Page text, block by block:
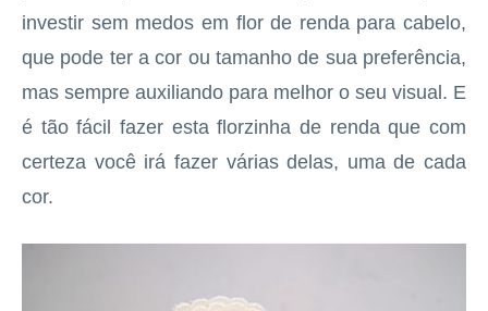
investir sem medos em flor de renda para cabelo,
que pode ter a cor ou tamanho de sua preferência,
mas sempre auxiliando para melhor o seu visual. E
é tão fácil fazer esta florzinha de renda que com
certeza você irá fazer várias delas, uma de cada
cor.